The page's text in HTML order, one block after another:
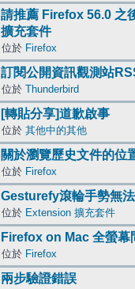
請推薦 Firefox 56.0 之
擴充套件
位於 Firefox
訂閱公開資訊觀測站
位於 Thunderbird
[轉貼分享]道歉啟事
位於 其他中的其他
關於瀏覽歷史文件的位
位於 Firefox
Gesturefy滾輪手勢無法
位於 Extension 擴充套件
Firefox on Mac 全螢幕
位於 Firefox
兩步驗證錯誤